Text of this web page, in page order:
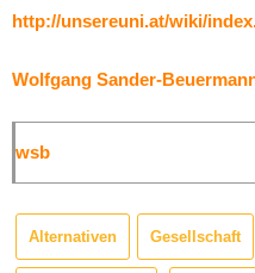
http://unsereuni.at/wiki/
Wolfgang Sander-
wsb
Alternativen Gesellschaft